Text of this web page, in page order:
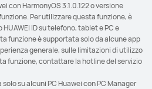
con HarmonyOS 3.1.0.122 o versione
Per utilizzare questa funzione, è
ID su telefono, tablet e PC e
funzione è supportata solo da alcune app
generale, sulle limitazioni di utilizzo
funzione, contattare la hotline del servizio
su alcuni PC Huawei con PC Manager